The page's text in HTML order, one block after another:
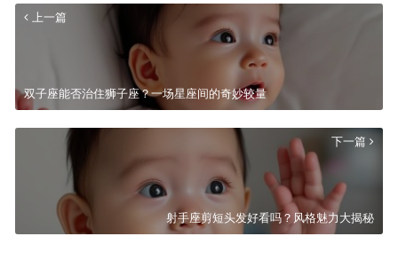
上一篇
双子座能否治住狮子座？一场星座间的奇妙较量
下一篇
射手座剪短头发好看吗？风格魅力大揭秘